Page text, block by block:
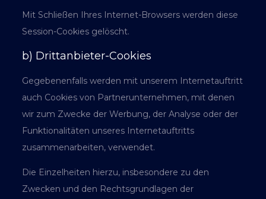
Mit Schließen Ihres Internet-Browsers werden diese
Session-Cookies gelöscht.
b) Drittanbieter-Cookies
Gegebenenfalls werden mit unserem Internetauftritt
auch Cookies von Partnerunternehmen, mit denen
wir zum Zwecke der Werbung, der Analyse oder der
Funktionalitäten unseres Internetauftritts
zusammenarbeiten, verwendet.
Die Einzelheiten hierzu, insbesondere zu den
Zwecken und den Rechtsgrundlagen der